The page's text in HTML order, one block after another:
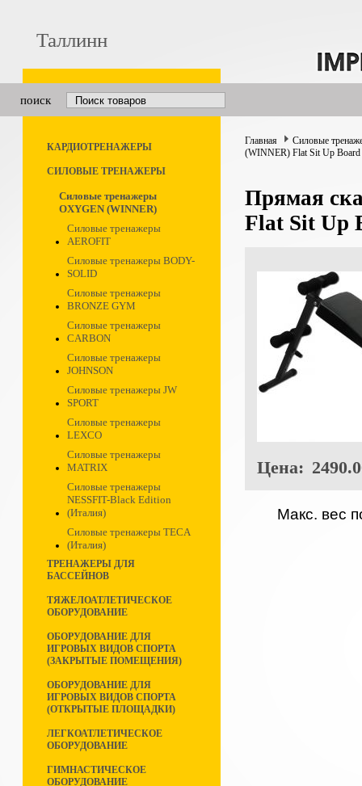
Таллинн
поиск
КАРДИОТРЕНАЖЕРЫ
СИЛОВЫЕ ТРЕНАЖЕРЫ
Силовые тренажеры
OXYGEN (WINNER)
Силовые тренажеры
AEROFIT
Силовые тренажеры BODY-
SOLID
Силовые тренажеры
BRONZE GYM
Силовые тренажеры
CARBON
Силовые тренажеры
JOHNSON
Силовые тренажеры JW
SPORT
Силовые тренажеры
LEXCO
Силовые тренажеры
MATRIX
Силовые тренажеры
NESSFIT-Black Edition
(Италия)
Силовые тренажеры TECA
(Италия)
ТРЕНАЖЕРЫ ДЛЯ
БАССЕЙНОВ
ТЯЖЕЛОАТЛЕТИЧЕСКОЕ
ОБОРУДОВАНИЕ
ОБОРУДОВАНИЕ ДЛЯ
ИГРОВЫХ ВИДОВ СПОРТА
(ЗАКРЫТЫЕ ПОМЕЩЕНИЯ)
ОБОРУДОВАНИЕ ДЛЯ
ИГРОВЫХ ВИДОВ СПОРТА
(ОТКРЫТЫЕ ПЛОЩАДКИ)
ЛЕГКОАТЛЕТИЧЕСКОЕ
ОБОРУДОВАНИЕ
ГИМНАСТИЧЕСКОЕ
ОБОРУДОВАНИЕ
Главная
Силовые
(WINNER) Flat Sit Up Board
Прямая
Flat Sit Up
Цена:
Макс. вес